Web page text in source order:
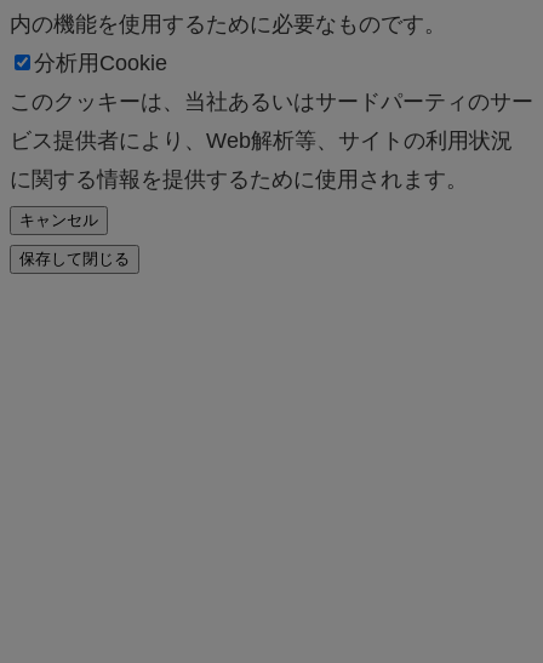
内の機能を使用するために必要なものです。
分析用Cookie
このクッキーは、当社あるいはサードパーティのサー
ビス提供者により、Web解析等、サイトの利用状況
に関する情報を提供するために使用されます。
キャンセル
保存して閉じる